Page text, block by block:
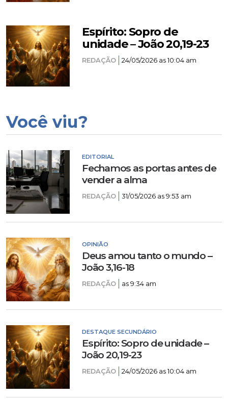
Espírito: Sopro de
unidade – João 20,19-23
REDAÇÃO 24/05/2026 as 10:04 am
Você viu?
EDITORIAL
Fechamos as portas antes de
vender a alma
REDAÇÃO 31/05/2026 as 9:53 am
OPINIÃO
Deus amou tanto o mundo –
João 3,16-18
REDAÇÃO as 9:34 am
DESTAQUE SECUNDÁRIO
Espírito: Sopro de unidade –
João 20,19-23
REDAÇÃO 24/05/2026 as 10:04 am